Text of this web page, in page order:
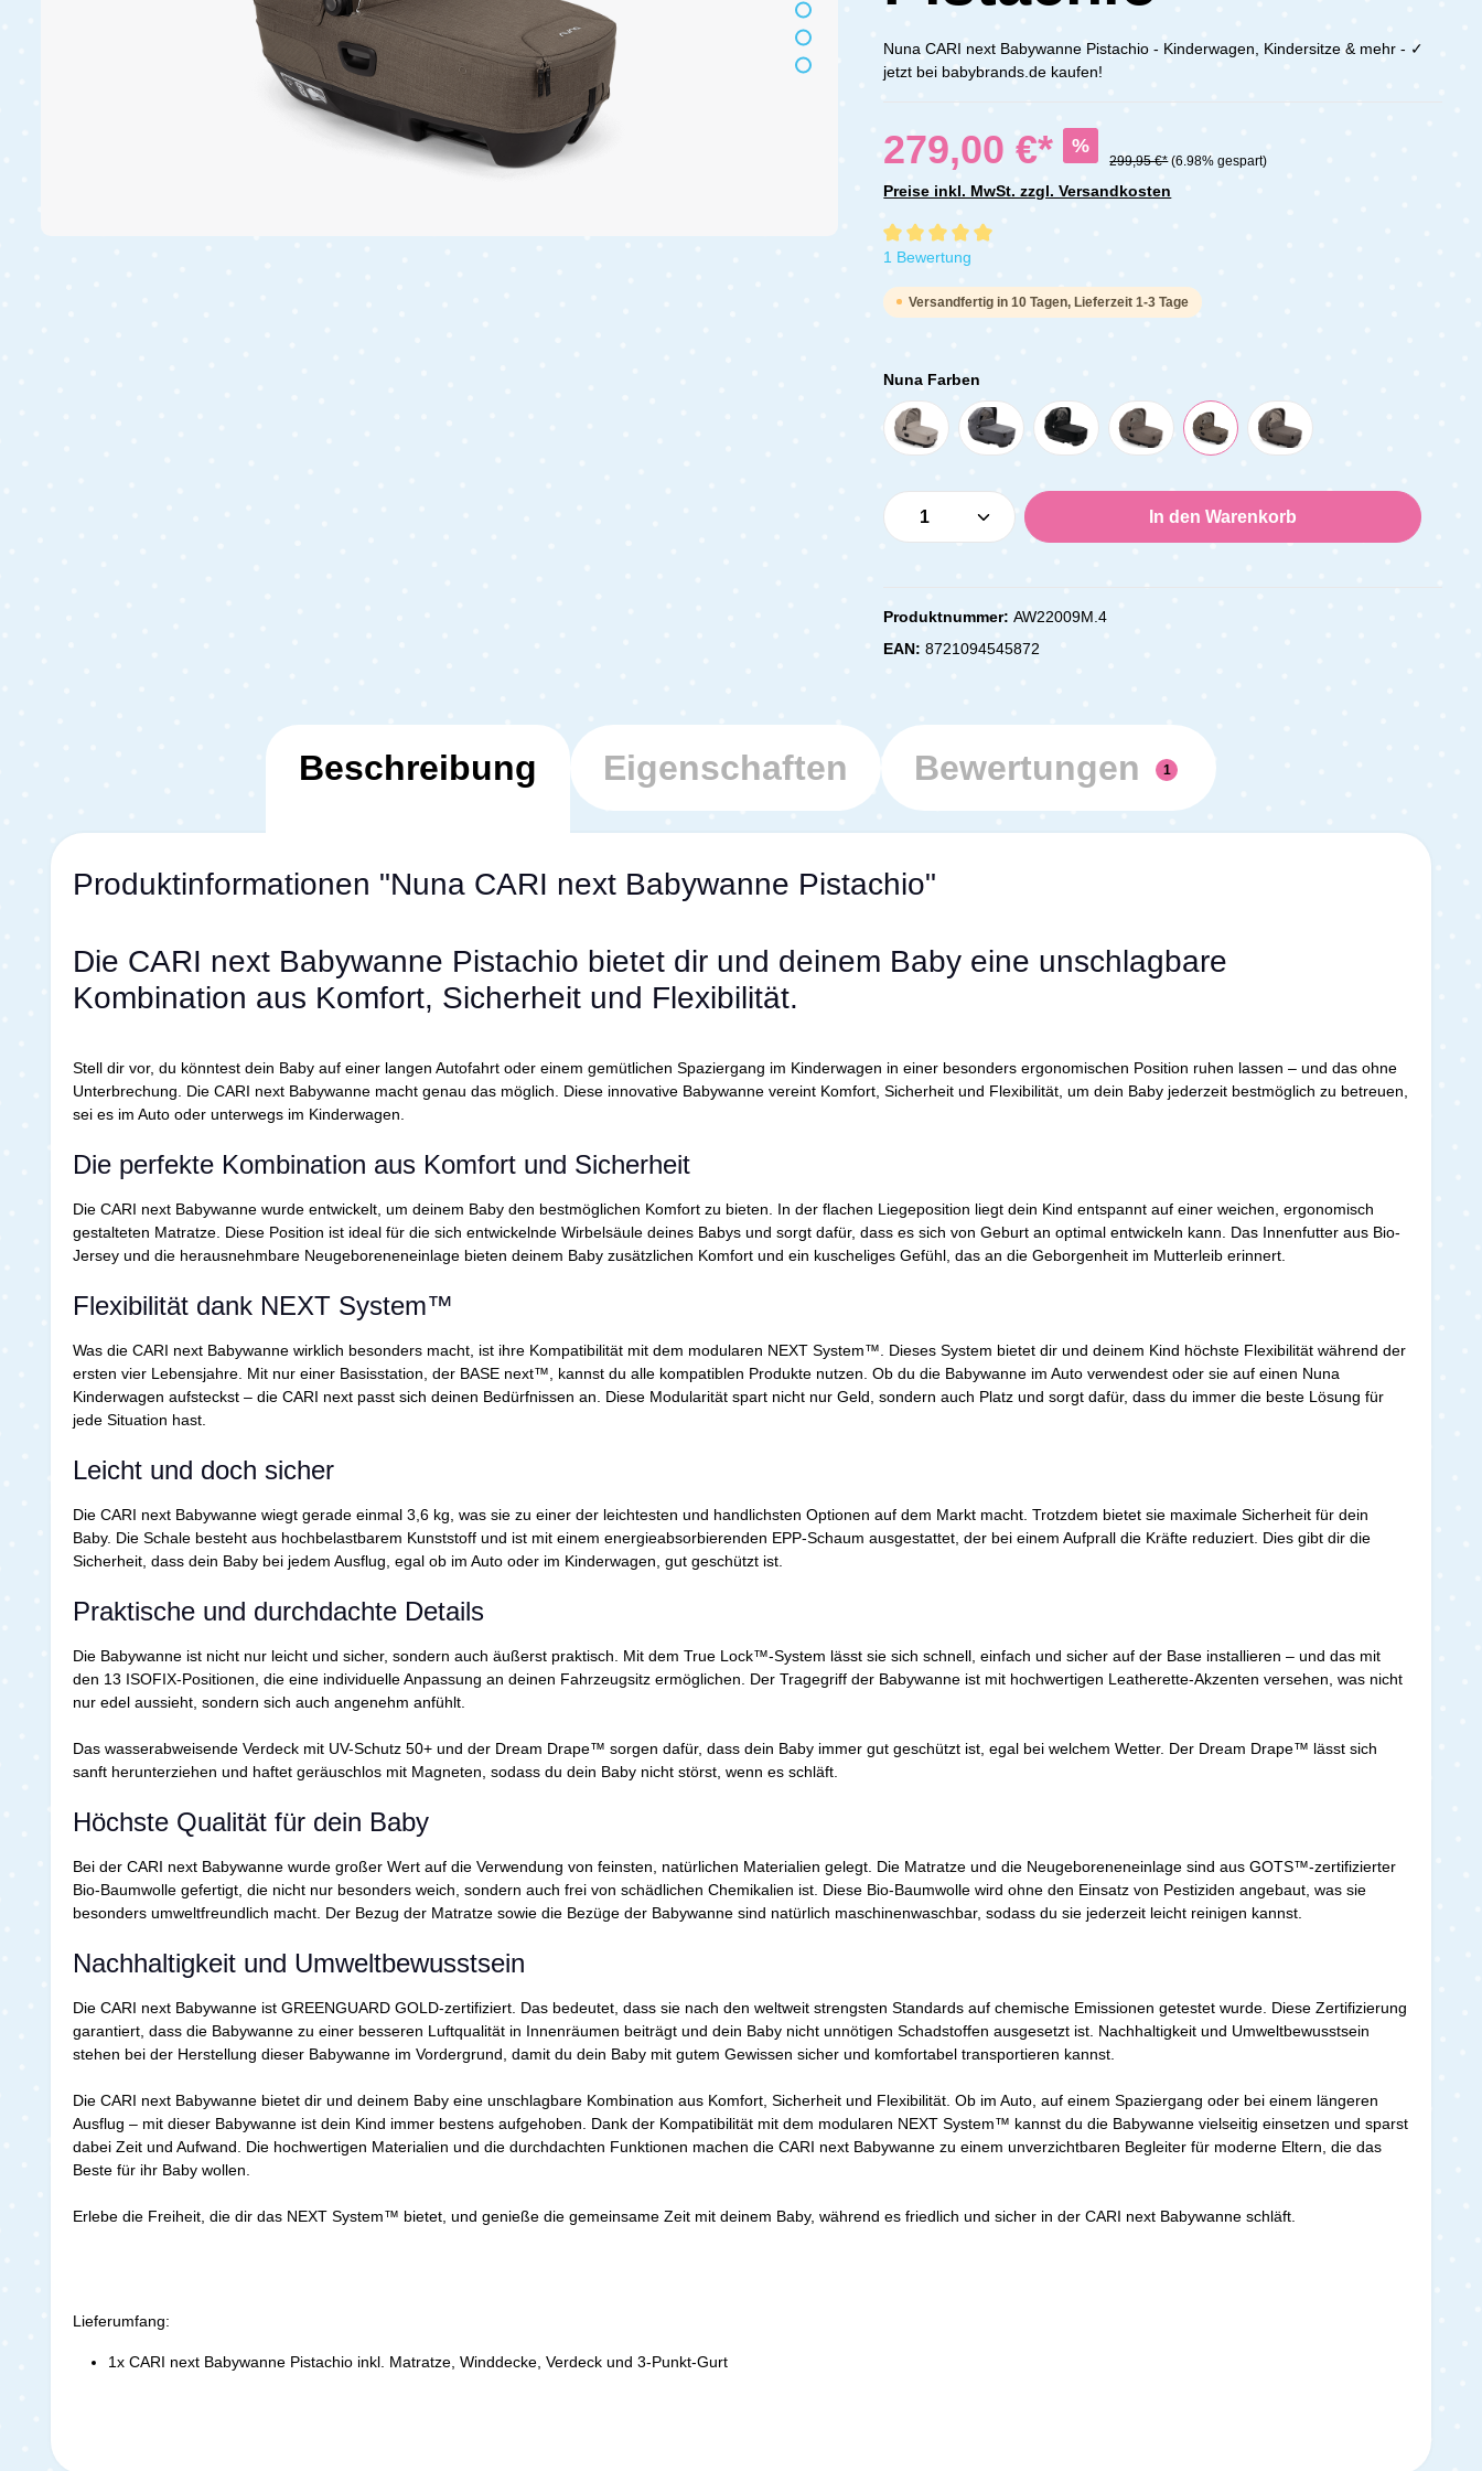
Nuna CARI next Babywanne Pistachio - Kinderwagen, Kindersitze & mehr - ✓
jetzt bei babybrands.de kaufen!
279,00 €* %
299,95 €* (6.98% gespart)
Preise inkl. MwSt. zzgl. Versandkosten
Durchschnittliche Bewertung von 5 von 5 Sternen
1 Bewertung
Versandfertig in 10 Tagen, Lieferzeit 1-3 Tage
Nuna Farben
Produkt Anzahl: Gib den gewünschten Wert ein
In den Warenkorb
Produktnummer:AW22009M.4
EAN:8721094545872
Beschreibung Eigenschaften Bewertungen 1
Produktinformationen "Nuna CARI next Babywanne Pistachio"
Die CARI next Babywanne Pistachio bietet dir und deinem Baby eine unschlagbare
Kombination aus Komfort, Sicherheit und Flexibilität.
Stell dir vor, du könntest dein Baby auf einer langen Autofahrt oder einem gemütlichen Spaziergang im Kinderwagen in einer besonders ergonomischen Position ruhen lassen – und das ohne
Unterbrechung. Die CARI next Babywanne macht genau das möglich. Diese innovative Babywanne vereint Komfort, Sicherheit und Flexibilität, um dein Baby jederzeit bestmöglich zu betreuen,
sei es im Auto oder unterwegs im Kinderwagen.
Die perfekte Kombination aus Komfort und Sicherheit
Die CARI next Babywanne wurde entwickelt, um deinem Baby den bestmöglichen Komfort zu bieten. In der flachen Liegeposition liegt dein Kind entspannt auf einer weichen, ergonomisch
gestalteten Matratze. Diese Position ist ideal für die sich entwickelnde Wirbelsäule deines Babys und sorgt dafür, dass es sich von Geburt an optimal entwickeln kann. Das Innenfutter aus Bio-
Jersey und die herausnehmbare Neugeboreneneinlage bieten deinem Baby zusätzlichen Komfort und ein kuscheliges Gefühl, das an die Geborgenheit im Mutterleib erinnert.
Flexibilität dank NEXT System™
Was die CARI next Babywanne wirklich besonders macht, ist ihre Kompatibilität mit dem modularen NEXT System™. Dieses System bietet dir und deinem Kind höchste Flexibilität während der
ersten vier Lebensjahre. Mit nur einer Basisstation, der BASE next™, kannst du alle kompatiblen Produkte nutzen. Ob du die Babywanne im Auto verwendest oder sie auf einen Nuna
Kinderwagen aufsteckst – die CARI next passt sich deinen Bedürfnissen an. Diese Modularität spart nicht nur Geld, sondern auch Platz und sorgt dafür, dass du immer die beste Lösung für
jede Situation hast.
Leicht und doch sicher
Die CARI next Babywanne wiegt gerade einmal 3,6 kg, was sie zu einer der leichtesten und handlichsten Optionen auf dem Markt macht. Trotzdem bietet sie maximale Sicherheit für dein
Baby. Die Schale besteht aus hochbelastbarem Kunststoff und ist mit einem energieabsorbierenden EPP-Schaum ausgestattet, der bei einem Aufprall die Kräfte reduziert. Dies gibt dir die
Sicherheit, dass dein Baby bei jedem Ausflug, egal ob im Auto oder im Kinderwagen, gut geschützt ist.
Praktische und durchdachte Details
Die Babywanne ist nicht nur leicht und sicher, sondern auch äußerst praktisch. Mit dem True Lock™-System lässt sie sich schnell, einfach und sicher auf der Base installieren – und das mit
den 13 ISOFIX-Positionen, die eine individuelle Anpassung an deinen Fahrzeugsitz ermöglichen. Der Tragegriff der Babywanne ist mit hochwertigen Leatherette-Akzenten versehen, was nicht
nur edel aussieht, sondern sich auch angenehm anfühlt.
Das wasserabweisende Verdeck mit UV-Schutz 50+ und der Dream Drape™ sorgen dafür, dass dein Baby immer gut geschützt ist, egal bei welchem Wetter. Der Dream Drape™ lässt sich
sanft herunterziehen und haftet geräuschlos mit Magneten, sodass du dein Baby nicht störst, wenn es schläft.
Höchste Qualität für dein Baby
Bei der CARI next Babywanne wurde großer Wert auf die Verwendung von feinsten, natürlichen Materialien gelegt. Die Matratze und die Neugeboreneneinlage sind aus GOTS™-zertifizierter
Bio-Baumwolle gefertigt, die nicht nur besonders weich, sondern auch frei von schädlichen Chemikalien ist. Diese Bio-Baumwolle wird ohne den Einsatz von Pestiziden angebaut, was sie
besonders umweltfreundlich macht. Der Bezug der Matratze sowie die Bezüge der Babywanne sind natürlich maschinenwaschbar, sodass du sie jederzeit leicht reinigen kannst.
Nachhaltigkeit und Umweltbewusstsein
Die CARI next Babywanne ist GREENGUARD GOLD-zertifiziert. Das bedeutet, dass sie nach den weltweit strengsten Standards auf chemische Emissionen getestet wurde. Diese Zertifizierung
garantiert, dass die Babywanne zu einer besseren Luftqualität in Innenräumen beiträgt und dein Baby nicht unnötigen Schadstoffen ausgesetzt ist. Nachhaltigkeit und Umweltbewusstsein
stehen bei der Herstellung dieser Babywanne im Vordergrund, damit du dein Baby mit gutem Gewissen sicher und komfortabel transportieren kannst.
Die CARI next Babywanne bietet dir und deinem Baby eine unschlagbare Kombination aus Komfort, Sicherheit und Flexibilität. Ob im Auto, auf einem Spaziergang oder bei einem längeren
Ausflug – mit dieser Babywanne ist dein Kind immer bestens aufgehoben. Dank der Kompatibilität mit dem modularen NEXT System™ kannst du die Babywanne vielseitig einsetzen und sparst
dabei Zeit und Aufwand. Die hochwertigen Materialien und die durchdachten Funktionen machen die CARI next Babywanne zu einem unverzichtbaren Begleiter für moderne Eltern, die das
Beste für ihr Baby wollen.
Erlebe die Freiheit, die dir das NEXT System™ bietet, und genieße die gemeinsame Zeit mit deinem Baby, während es friedlich und sicher in der CARI next Babywanne schläft.
Lieferumfang:
1x CARI next Babywanne Pistachio inkl. Matratze, Winddecke, Verdeck und 3-Punkt-Gurt